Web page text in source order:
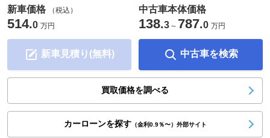
新車価格 （税込）
514.0 万円
新車見積り(無料)
中古車本体価格
138.3 ～ 787.0 万円
中古車を検索
買取価格を調べる
カーローンを探す（金利0.9％〜）外部サイト